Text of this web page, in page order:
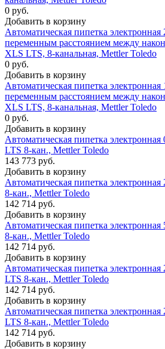
0 руб.
Добавить в корзину
Автоматическая пипетка электронная
переменным расстоянием между
XLS LTS, 8-канальная, Mettler Toledo
0 руб.
Добавить в корзину
Автоматическая пипетка
переменным расстоянием между
XLS LTS, 8-канальная, Mettler Toledo
0 руб.
Добавить в корзину
Автоматическая пипетка
LTS 8-кан., Mettler Toledo
143 773 руб.
Добавить в корзину
Автоматическая пипетка
8-кан., Mettler Toledo
142 714 руб.
Добавить в корзину
Автоматическая пипетка
8-кан., Mettler Toledo
142 714 руб.
Добавить в корзину
Автоматическая пипетка
LTS 8-кан., Mettler Toledo
142 714 руб.
Добавить в корзину
Автоматическая пипетка
LTS 8-кан., Mettler Toledo
142 714 руб.
Добавить в корзину